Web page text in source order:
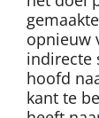
opnieuw
indirecte
hoofd
kant te